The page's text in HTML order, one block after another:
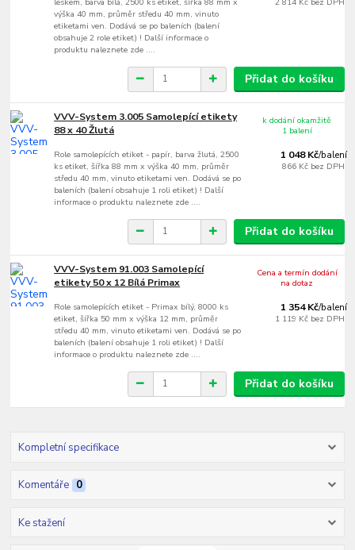
výška 40 mm, průměr středu 40 mm, vinuto
etiketami ven. Dodává se po baleních (balení
obsahuje 2 role etiket) ! Další informace o
produktu naleznete zde ....
Přidat do košíku
VVV-System 3.005 Samolepící etikety
88 x 40 Žlutá
Role samolepících etiket - papír, barva žlutá, 2500
ks etiket, šířka 88 mm x výška 40 mm, průměr
středu 40 mm, vinuto etiketami ven. Dodává se po
baleních (balení obsahuje 1 roli etiket) ! Další
informace o produktu naleznete zde ....
1 048 Kč/balení
866 Kč bez DPH
k dodání okamžitě
1 balení
Přidat do košíku
VVV-System 91.003 Samolepící
etikety 50 x 12 Bílá Primax
Role samolepících etiket - Primax bílý, 8000 ks
etiket, šířka 50 mm x výška 12 mm, průměr
středu 40 mm, vinuto etiketami ven. Dodává se po
baleních (balení obsahuje 1 roli etiket) ! Další
informace o produktu naleznete zde ....
1 354 Kč/balení
1 119 Kč bez DPH
Cena a termín dodání
na dotaz
Přidat do košíku
Kompletní specifikace
Komentáře 0
Ke stažení